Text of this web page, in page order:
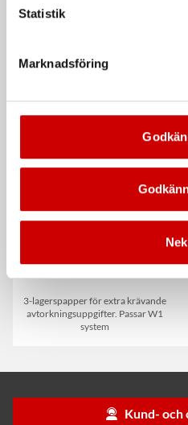
Statistik
Marknadsföring
Avtorkningspapper
Ecoline 3-Lager 2-pack
3-lagerspapper för extra krävande
avtorkningsuppgifter. Passar W1
system
Kund-